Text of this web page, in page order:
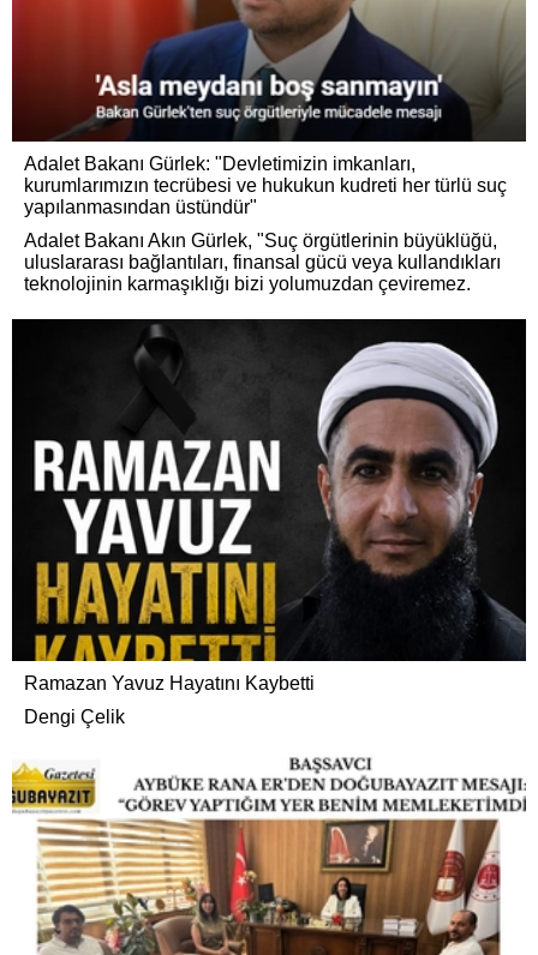
Adalet Bakanı Gürlek: "Devletimizin imkanları,
kurumlarımızın tecrübesi ve hukukun kudreti her türlü suç
yapılanmasından üstündür"
Adalet Bakanı Akın Gürlek, "Suç örgütlerinin büyüklüğü,
uluslararası bağlantıları, finansal gücü veya kullandıkları
teknolojinin karmaşıklığı bizi yolumuzdan çeviremez.
Ramazan Yavuz Hayatını Kaybetti
Dengi Çelik